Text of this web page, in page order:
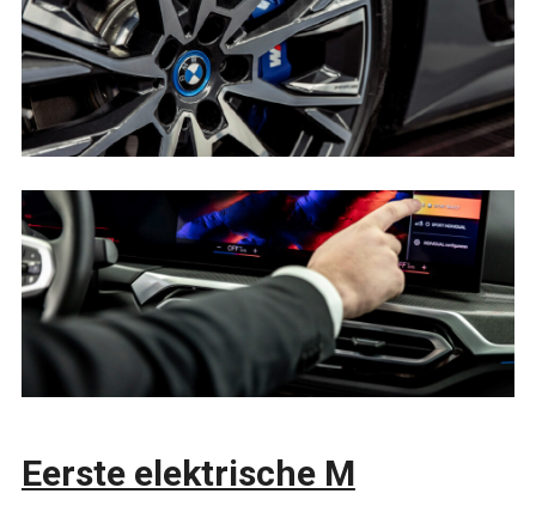
Eerste elektrische M